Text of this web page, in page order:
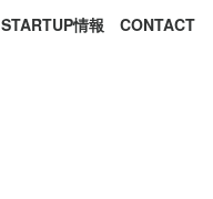
STARTUP情報 CONTACT